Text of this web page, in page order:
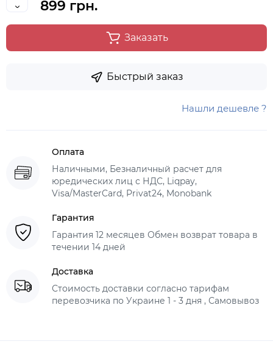
899 грн.
Заказать
Быстрый заказ
Нашли дешевле ?
Оплата
Наличными, Безналичный расчет для
юредических лиц с НДС, Liqpay,
Visa/MasterCard, Privat24, Monobank
Гарантия
Гарантия 12 месяцев Обмен возврат товара в
течении 14 дней
Доставка
Стоимость доставки согласно тарифам
перевозчика по Украине 1 - 3 дня , Самовывоз